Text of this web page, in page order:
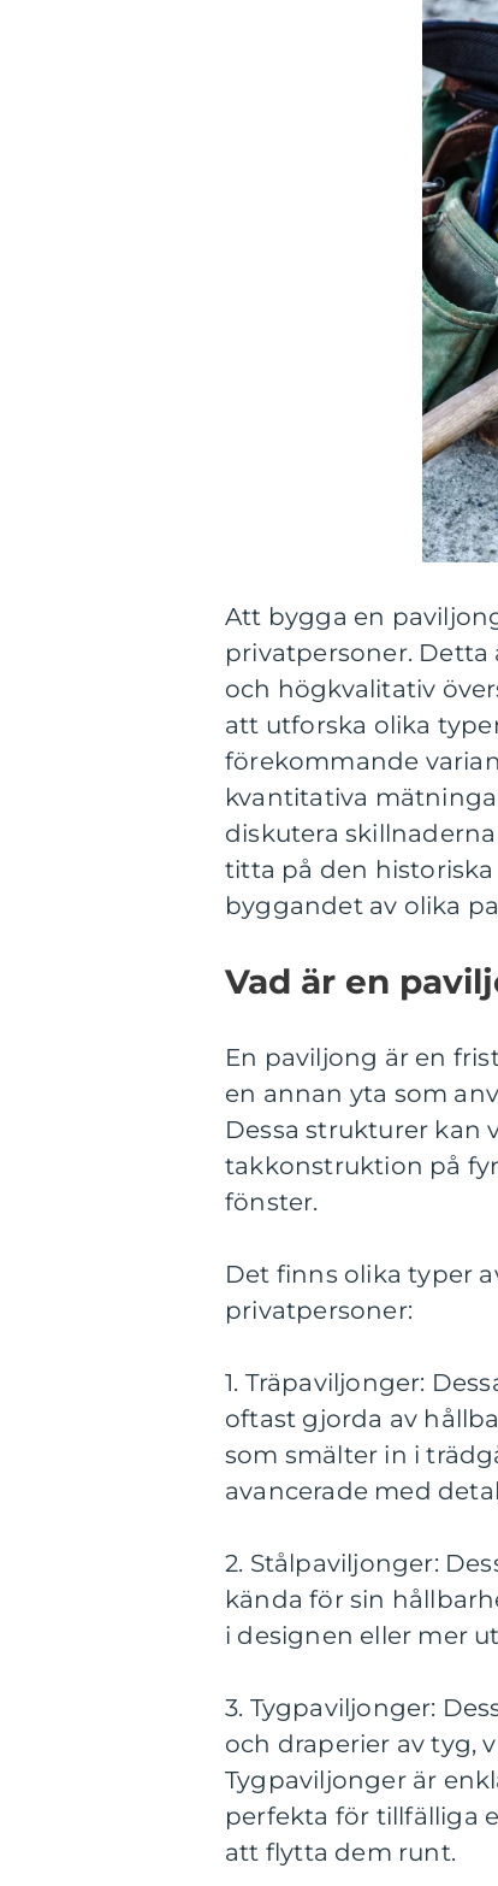
Att bygga en
privatpersoner.
och högkvalitativ
att utforska olika
förekommande
kvantitativa
diskutera
titta på den
byggandet av olika
Vad är en
En paviljong är en
en annan yta som
Dessa strukturer kan
takkonstruktion på
fönster.
Det finns olika typer
privatpersoner:
1. Träpaviljonger:
oftast gjorda av
som smälter in i
avancerade med
2. Stålpaviljonger:
kända för sin
i designen eller mer
3. Tygpaviljonger:
och draperier av tyg,
Tygpaviljonger är
perfekta för tillfälliga
att flytta dem runt.